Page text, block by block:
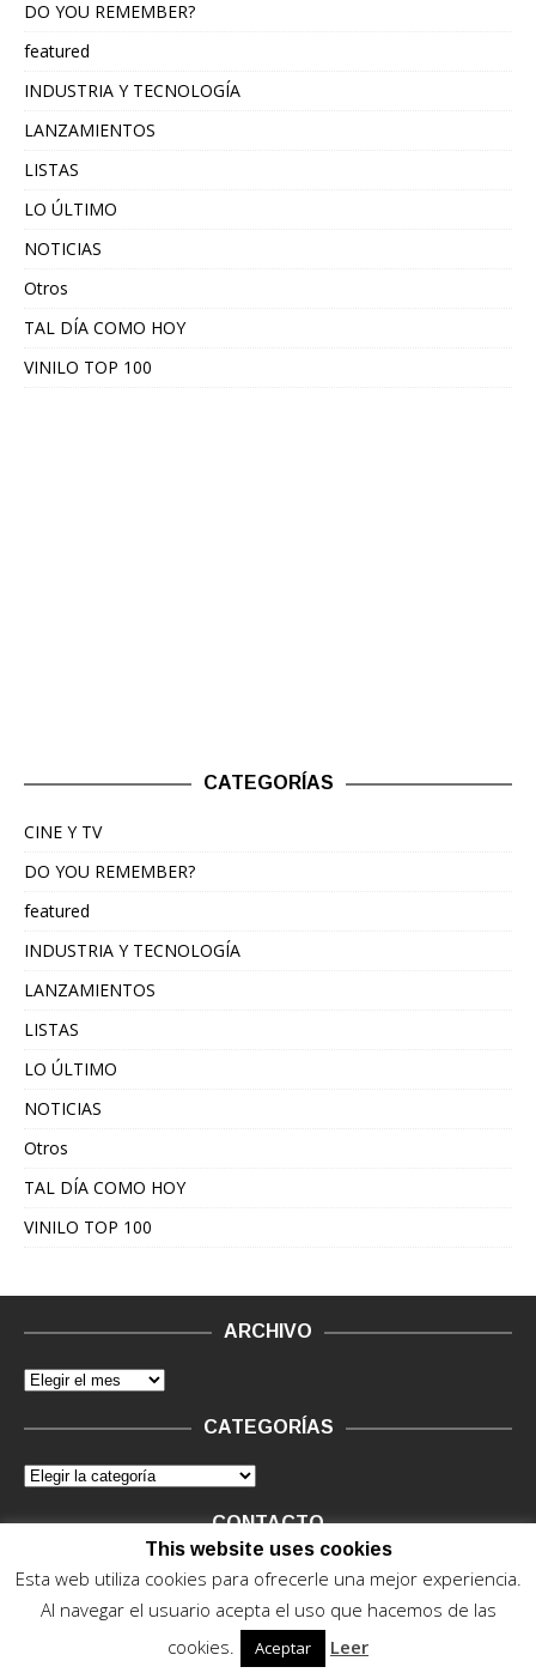
DO YOU REMEMBER?
featured
INDUSTRIA Y TECNOLOGÍA
LANZAMIENTOS
LISTAS
LO ÚLTIMO
NOTICIAS
Otros
TAL DÍA COMO HOY
VINILO TOP 100
CATEGORÍAS
CINE Y TV
DO YOU REMEMBER?
featured
INDUSTRIA Y TECNOLOGÍA
LANZAMIENTOS
LISTAS
LO ÚLTIMO
NOTICIAS
Otros
TAL DÍA COMO HOY
VINILO TOP 100
ARCHIVO
CATEGORÍAS
CONTACTO
Vinilo Negro.Consultas de anunciantes y Legal, en vinilo at
© 2015 - 2022. Vinilo Negro.Powered by IT ENCORE
This website uses cookies
Esta web utiliza cookies para ofrecerle una mejor experiencia.
Al navegar el usuario acepta el uso que hacemos de las
cookies.
Aceptar Leer